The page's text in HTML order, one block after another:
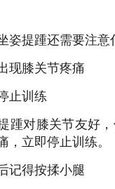
提踵还需要注意
膝关节疼痛
训练
对膝关节友好，
，立即停止训练。
得按揉小腿